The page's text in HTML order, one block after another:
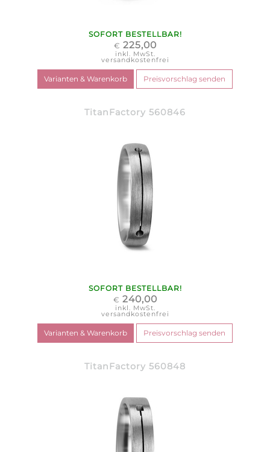
SOFORT BESTELLBAR!
€ 225,00
inkl. MwSt.
versandkostenfrei
TitanFactory 560846
SOFORT BESTELLBAR!
€ 240,00
inkl. MwSt.
versandkostenfrei
TitanFactory 560848